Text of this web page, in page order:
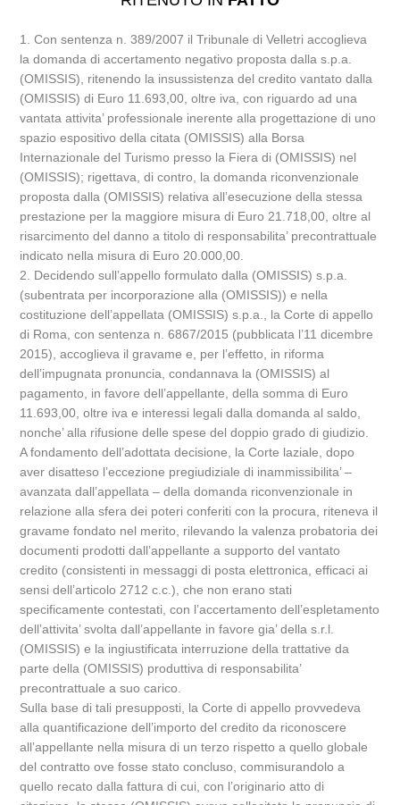
1. Con sentenza n. 389/2007 il Tribunale di Velletri accoglieva
la domanda di accertamento negativo proposta dalla s.p.a.
(OMISSIS), ritenendo la insussistenza del credito vantato dalla
(OMISSIS) di Euro 11.693,00, oltre iva, con riguardo ad una
vantata attivita’ professionale inerente alla progettazione di uno
spazio espositivo della citata (OMISSIS) alla Borsa
Internazionale del Turismo presso la Fiera di (OMISSIS) nel
(OMISSIS); rigettava, di contro, la domanda riconvenzionale
proposta dalla (OMISSIS) relativa all’esecuzione della stessa
prestazione per la maggiore misura di Euro 21.718,00, oltre al
risarcimento del danno a titolo di responsabilita’ precontrattuale
indicato nella misura di Euro 20.000,00.
2. Decidendo sull’appello formulato dalla (OMISSIS) s.p.a.
(subentrata per incorporazione alla (OMISSIS)) e nella
costituzione dell’appellata (OMISSIS) s.p.a., la Corte di appello
di Roma, con sentenza n. 6867/2015 (pubblicata l’11 dicembre
2015), accoglieva il gravame e, per l’effetto, in riforma
dell’impugnata pronuncia, condannava la (OMISSIS) al
pagamento, in favore dell’appellante, della somma di Euro
11.693,00, oltre iva e interessi legali dalla domanda al saldo,
nonche’ alla rifusione delle spese del doppio grado di giudizio.
A fondamento dell’adottata decisione, la Corte laziale, dopo
aver disatteso l’eccezione pregiudiziale di inammissibilita’ –
avanzata dall’appellata – della domanda riconvenzionale in
relazione alla sfera dei poteri conferiti con la procura, riteneva il
gravame fondato nel merito, rilevando la valenza probatoria dei
documenti prodotti dall’appellante a supporto del vantato
credito (consistenti in messaggi di posta elettronica, efficaci ai
sensi dell’articolo 2712 c.c.), che non erano stati
specificamente contestati, con l’accertamento dell’espletamento
dell’attivita’ svolta dall’appellante in favore gia’ della s.r.l.
(OMISSIS) e la ingiustificata interruzione della trattative da
parte della (OMISSIS) produttiva di responsabilita’
precontrattuale a suo carico.
Sulla base di tali presupposti, la Corte di appello provvedeva
alla quantificazione dell’importo del credito da riconoscere
all’appellante nella misura di un terzo rispetto a quello globale
del contratto ove fosse stato concluso, commisurandolo a
quello recato dalla fattura di cui, con l’originario atto di